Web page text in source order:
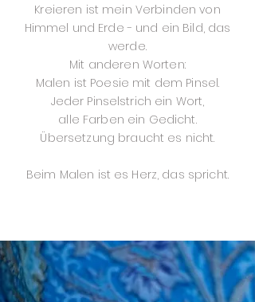
Kreieren ist mein Verbinden von
Himmel und Erde - und ein Bild, das
werde.
Mit anderen Worten:
Malen ist Poesie mit dem Pinsel.
Jeder Pinselstrich ein Wort,
alle Farben ein Gedicht.
Übersetzung braucht es nicht.
Beim Malen ist es Herz, das spricht.